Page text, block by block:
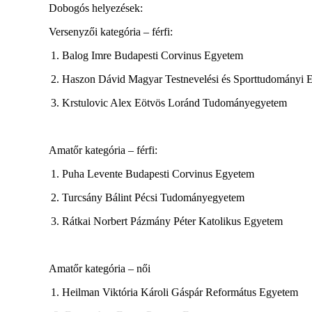
Dobogós helyezések:
Versenyzői kategória – férfi:
1. Balog Imre Budapesti Corvinus Egyetem
2. Haszon Dávid Magyar Testnevelési és Sporttudományi
3. Krstulovic Alex Eötvös Loránd Tudományegyetem
Amatőr kategória – férfi:
1. Puha Levente Budapesti Corvinus Egyetem
2. Turcsány Bálint Pécsi Tudományegyetem
3. Rátkai Norbert Pázmány Péter Katolikus Egyetem
Amatőr kategória – női
1. Heilman Viktória Károli Gáspár Református Egyetem